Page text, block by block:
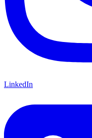
LinkedIn